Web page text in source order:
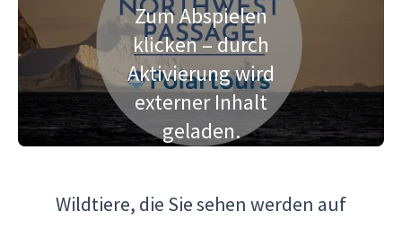
Zum Abspielen
klicken – durch
Aktivierung wird
externer Inhalt
geladen.
Wildtiere, die Sie sehen werden auf